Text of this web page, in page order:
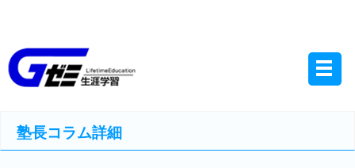
習志野市(千葉)の学習塾-学進ゼミ- トップ >
> 6月ヒューマンロボティック
ス大久保・イオン稲毛・船橋駅前の日程表
塾長コラム詳細